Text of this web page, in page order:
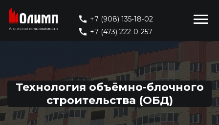
+7 (908) 135-18-02
+7 (473) 222-0-257
Технология объёмно-блочного
строительства (ОБД)